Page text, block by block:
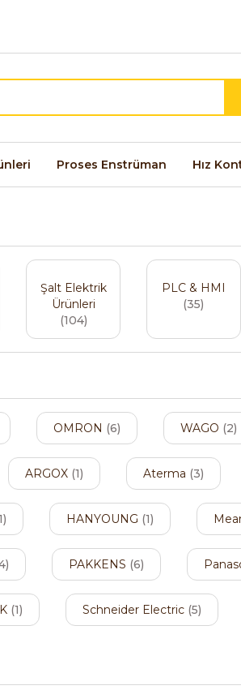
Proses Enstrüman Hız
Şalt Elektrik
Ürünleri
(104)
PLC & HMI
(35)
OMRON (6) WAGO (2)
ARGOX (1) Aterma (3)
HANYOUNG (1)
PAKKENS (6)
(1) Schneider Electric (5)